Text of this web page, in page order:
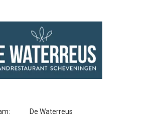
De Waterreus